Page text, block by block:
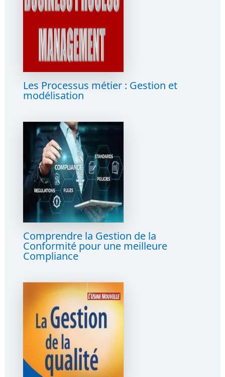
Les Processus métier : Gestion et
modélisation
Comprendre la Gestion de la
Conformité pour une meilleure
Compliance